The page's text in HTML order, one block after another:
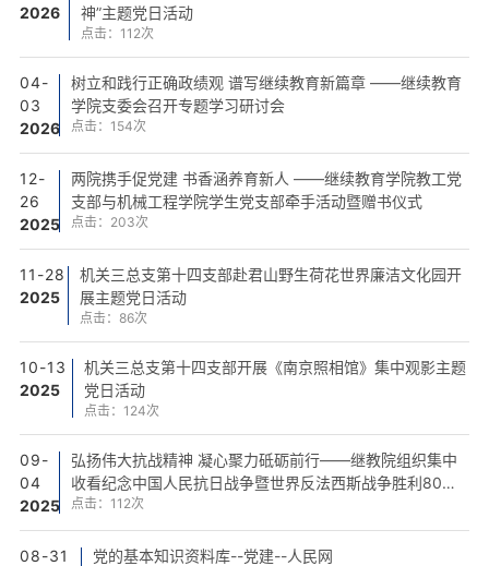
2026
神”主题党日活动
点击： 112次
04-
03
2026
树立和践行正确政绩观 谱写继续教育新篇章 ——继续教育
学院支委会召开专题学习研讨会
点击：154次
12-
26
2025
两院携手促党建 书香涵养育新人 ——继续教育学院教工党
支部与机械工程学院学生党支部牵手活动暨赠书仪式
点击： 203次
11-28
2025
机关三总支第十四支部赴君山野生荷花世界廉洁文化园开
展主题党日活动
点击： 86次
10-13
2025
机关三总支第十四支部开展《南京照相馆》集中观影主题
党日活动
点击：124次
09-
04
2025
弘扬伟大抗战精神 凝心聚力砥砺前行——继教院组织集中
收看纪念中国人民抗日战争暨世界反法西斯战争胜利80周
年大阅兵
点击： 112次
08-31
党的基本知识资料库--党建--人民网